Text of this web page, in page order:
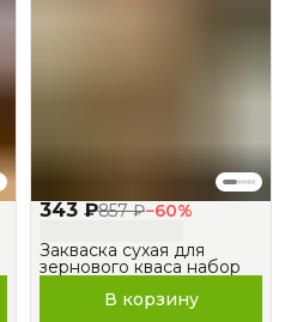
343 ₽857 ₽−60%
Закваска сухая для
зернового кваса набор
В корзину